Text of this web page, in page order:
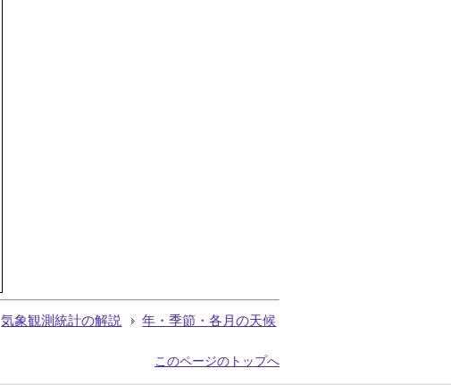
気象観測統計の解説 年・季節・各月の天候
このページのトップへ